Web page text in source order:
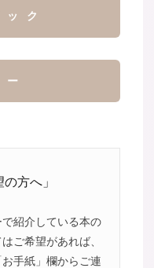
ック
ー
方へ」
紹介している本の
ご希望があれば、
手紙」欄からご連